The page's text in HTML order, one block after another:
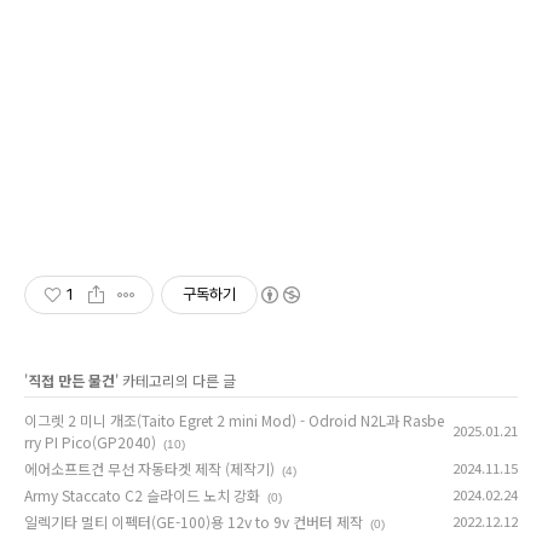
1 구독하기
'직접 만든 물건' 카테고리의 다른 글
이그렛 2 미니 개조(Taito Egret 2 mini Mod) - Odroid N2L과 Rasbe
rry PI Pico(GP2040)
(10)
2025.01.21
에어소프트건 무선 자동타겟 제작 (제작기) (4) 2024.11.15
Army Staccato C2 슬라이드 노치 강화 (0) 2024.02.24
일렉기타 멀티 이펙터(GE-100)용 12v to 9v 컨버터 제작 (0) 2022.12.12